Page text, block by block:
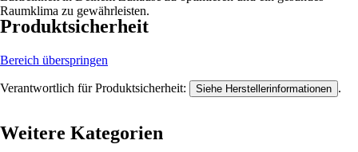
Raumklima zu gewährleisten.
Produktsicherheit
Bereich überspringen
Verantwortlich für Produktsicherheit: Siehe Herstellerinformationen .
Weitere Kategorien